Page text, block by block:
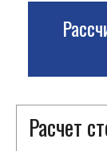
Расчет